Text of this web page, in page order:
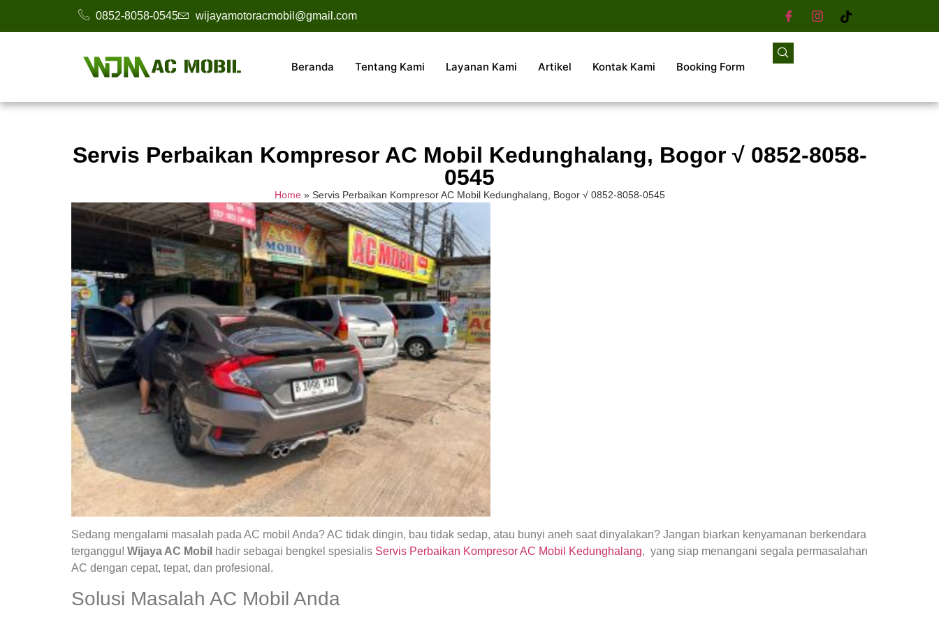
0852-8058-0545 wijayamotoracmobil@gmail.com
Beranda Tentang Kami Layanan Kami Artikel Kontak Kami Booking Form
Servis Perbaikan Kompresor AC Mobil Kedunghalang, Bogor √ 0852-8058-
0545
Home» Servis Perbaikan Kompresor AC Mobil Kedunghalang, Bogor √ 0852-8058-0545
Sedang mengalami masalah pada AC mobil Anda? AC tidak dingin, bau tidak sedap, atau bunyi aneh saat dinyalakan? Jangan biarkan kenyamanan berkendara
terganggu! Wijaya AC Mobil hadir sebagai bengkel spesialis Servis Perbaikan Kompresor AC Mobil Kedunghalang, yang siap menangani segala permasalahan
AC dengan cepat, tepat, dan profesional.
Solusi Masalah AC Mobil Anda